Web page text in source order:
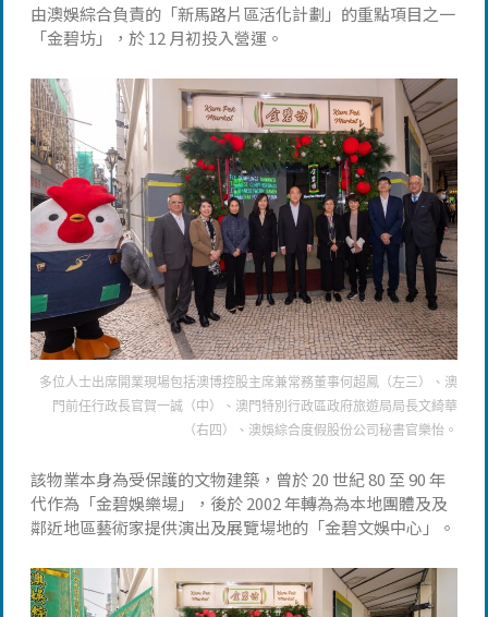
由澳娛綜合負責的「新馬路片區活化計劃」的重點項目之一
「金碧坊」，於 12 月初投入營運。
多位人士出席開業現場包括澳博控股主席兼常務董事何超鳳（左三）、澳
門前任行政長官賀一誠（中）、澳門特別行政區政府旅遊局局長文綺華
（右四）、澳娛綜合度假股份公司秘書官樂怡。
該物業本身為受保護的文物建築，曾於 20 世紀 80 至 90 年
代作為「金碧娛樂場」，後於 2002 年轉為為本地團體及及
鄰近地區藝術家提供演出及展覽場地的「金碧文娛中心」。